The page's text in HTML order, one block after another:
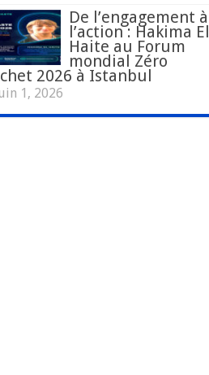
De l’engagement à
l’action : Hakima El
Haite au Forum
mondial Zéro
2026 à Istanbul
1, 2026